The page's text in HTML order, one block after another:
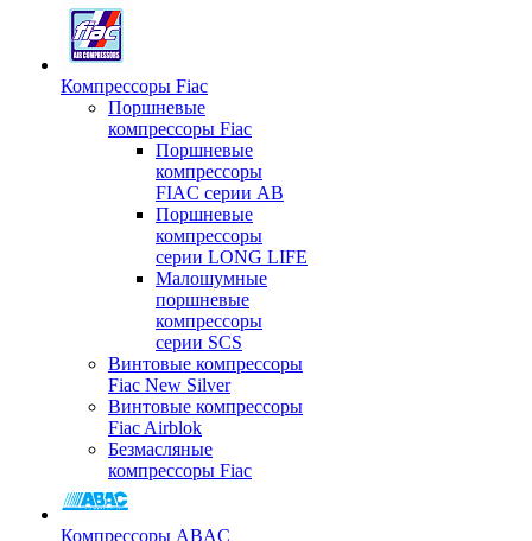
Компрессоры Fiac
Поршневые
компрессоры Fiac
Поршневые
компрессоры
FIAC серии AB
Поршневые
компрессоры
серии LONG LIFE
Малошумные
поршневые
компрессоры
серии SCS
Винтовые компрессоры
Fiac New Silver
Винтовые компрессоры
Fiac Airblok
Безмасляные
компрессоры Fiac
Компрессоры ABAC